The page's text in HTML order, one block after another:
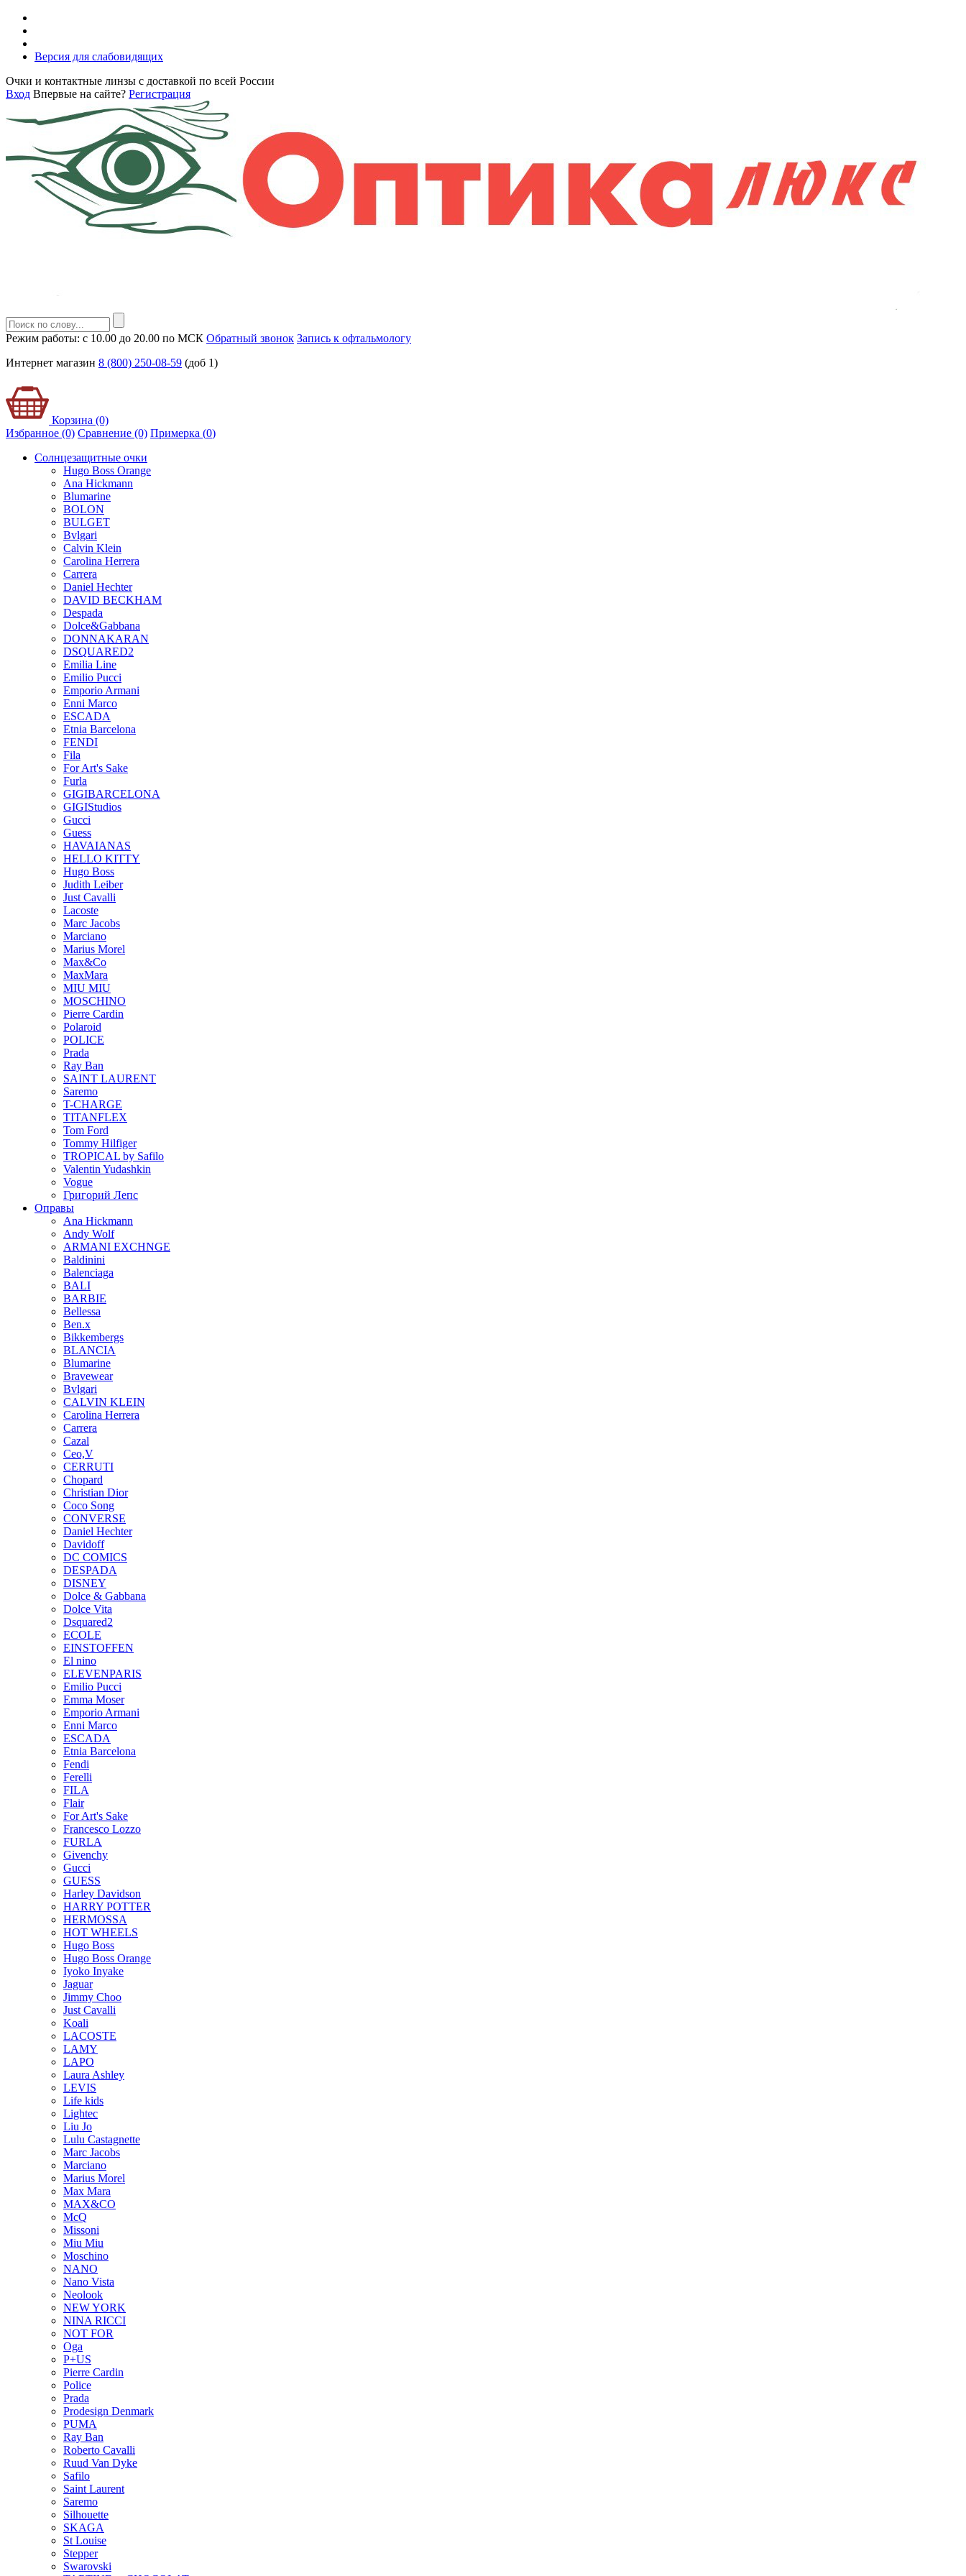
Версия для слабовидящих
Очки и контактные линзы с доставкой по всей России
Вход Впервые на сайте? Регистрация
Режим работы: с 10.00 до 20.00 по МСК Обратный звонок Запись к офтальмологу
Интернет магазин 8 (800) 250-08-59 (доб 1)
Корзина (0)
Избранное (0) Сравнение (0) Примерка (0)
Солнцезащитные очки
Hugo Boss Orange
Ana Hickmann
Blumarine
BOLON
BULGET
Bvlgari
Calvin Klein
Carolina Herrera
Carrera
Daniel Hechter
DAVID BECKHAM
Despada
Dolce&Gabbana
DONNAKARAN
DSQUARED2
Emilia Line
Emilio Pucci
Emporio Armani
Enni Marco
ESCADA
Etnia Barcelona
FENDI
Fila
For Art's Sake
Furla
GIGIBARCELONA
GIGIStudios
Gucci
Guess
HAVAIANAS
HELLO KITTY
Hugo Boss
Judith Leiber
Just Cavalli
Lacoste
Marc Jacobs
Marciano
Marius Morel
Max&Co
MaxMara
MIU MIU
MOSCHINO
Pierre Cardin
Polaroid
POLICE
Prada
Ray Ban
SAINT LAURENT
Saremo
T-CHARGE
TITANFLEX
Tom Ford
Tommy Hilfiger
TROPICAL by Safilo
Valentin Yudashkin
Vogue
Григорий Лепс
Оправы
Ana Hickmann
Andy Wolf
ARMANI EXCHNGE
Baldinini
Balenciaga
BALI
BARBIE
Bellessa
Ben.x
Bikkembergs
BLANCIA
Blumarine
Bravewear
Bvlgari
CALVIN KLEIN
Carolina Herrera
Carrera
Cazal
Ceo,V
CERRUTI
Chopard
Christian Dior
Coco Song
CONVERSE
Daniel Hechter
Davidoff
DC COMICS
DESPADA
DISNEY
Dolce & Gabbana
Dolce Vita
Dsquared2
ECOLE
EINSTOFFEN
El nino
ELEVENPARIS
Emilio Pucci
Emma Moser
Emporio Armani
Enni Marco
ESCADA
Etnia Barcelona
Fendi
Ferelli
FILA
Flair
For Art's Sake
Francesco Lozzo
FURLA
Givenchy
Gucci
GUESS
Harley Davidson
HARRY POTTER
HERMOSSA
HOT WHEELS
Hugo Boss
Hugo Boss Orange
Iyoko Inyake
Jaguar
Jimmy Choo
Just Cavalli
Koali
LACOSTE
LAMY
LAPO
Laura Ashley
LEVIS
Life kids
Lightec
Liu Jo
Lulu Castagnette
Marc Jacobs
Marciano
Marius Morel
Max Mara
MAX&CO
McQ
Missoni
Miu Miu
Moschino
NANO
Nano Vista
Neolook
NEW YORK
NINA RICCI
NOT FOR
Oga
P+US
Pierre Cardin
Police
Prada
Prodesign Denmark
PUMA
Ray Ban
Roberto Cavalli
Ruud Van Dyke
Safilo
Saint Laurent
Saremo
Silhouette
SKAGA
St Louise
Stepper
Swarovski